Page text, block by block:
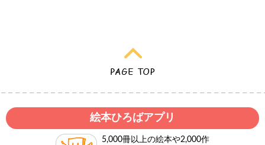
絵本ひろばアプリ
5,000冊以上の絵本や2,000作